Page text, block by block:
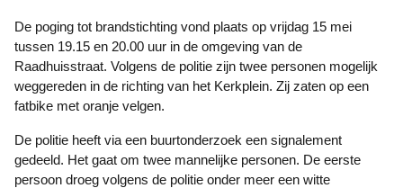
De poging tot brandstichting vond plaats op vrijdag 15 mei
tussen 19.15 en 20.00 uur in de omgeving van de
Raadhuisstraat. Volgens de politie zijn twee personen mogelijk
weggereden in de richting van het Kerkplein. Zij zaten op een
fatbike met oranje velgen.
De politie heeft via een buurtonderzoek een signalement
gedeeld. Het gaat om twee mannelijke personen. De eerste
persoon droeg volgens de politie onder meer een witte